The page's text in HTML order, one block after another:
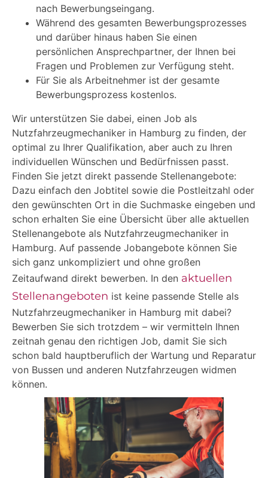
nach Bewerbungseingang.
Während des gesamten Bewerbungsprozesses
und darüber hinaus haben Sie einen
persönlichen Ansprechpartner, der Ihnen bei
Fragen und Problemen zur Verfügung steht.
Für Sie als Arbeitnehmer ist der gesamte
Bewerbungsprozess kostenlos.
Wir unterstützen Sie dabei, einen Job als
Nutzfahrzeugmechaniker in Hamburg zu finden, der
optimal zu Ihrer Qualifikation, aber auch zu Ihren
individuellen Wünschen und Bedürfnissen passt.
Finden Sie jetzt direkt passende Stellenangebote:
Dazu einfach den Jobtitel sowie die Postleitzahl oder
den gewünschten Ort in die Suchmaske eingeben und
schon erhalten Sie eine Übersicht über alle aktuellen
Stellenangebote als Nutzfahrzeugmechaniker in
Hamburg. Auf passende Jobangebote können Sie
sich ganz unkompliziert und ohne großen
Zeitaufwand direkt bewerben. In den aktuellen
Stellenangeboten ist keine passende Stelle als
Nutzfahrzeugmechaniker in Hamburg mit dabei?
Bewerben Sie sich trotzdem – wir vermitteln Ihnen
zeitnah genau den richtigen Job, damit Sie sich
schon bald hauptberuflich der Wartung und Reparatur
von Bussen und anderen Nutzfahrzeugen widmen
können.